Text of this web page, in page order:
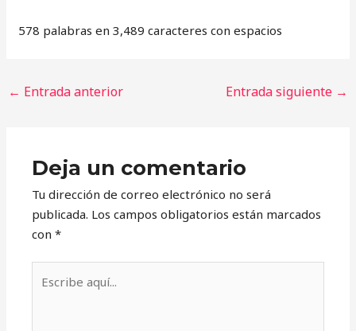
578 palabras en 3,489 caracteres con espacios
← Entrada anterior Entrada siguiente →
Deja un comentario
Tu dirección de correo electrónico no será
publicada. Los campos obligatorios están marcados
con*
aquí...